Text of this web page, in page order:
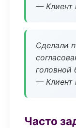
— Клиент
Сделали
головной
— Клиент
Часто